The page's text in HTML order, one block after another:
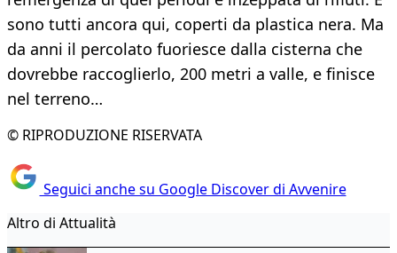
sono tutti ancora qui, coperti da plastica nera. Ma
da anni il percolato fuoriesce dalla cisterna che
dovrebbe raccoglierlo, 200 metri a valle, e finisce
nel terreno…
© RIPRODUZIONE RISERVATA
Seguici anche su Google Discover di Avvenire
Altro di Attualità